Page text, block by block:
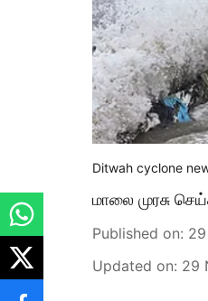
Ditwah cyclone
மாலை முரசு
Published on:
Updated on: 29